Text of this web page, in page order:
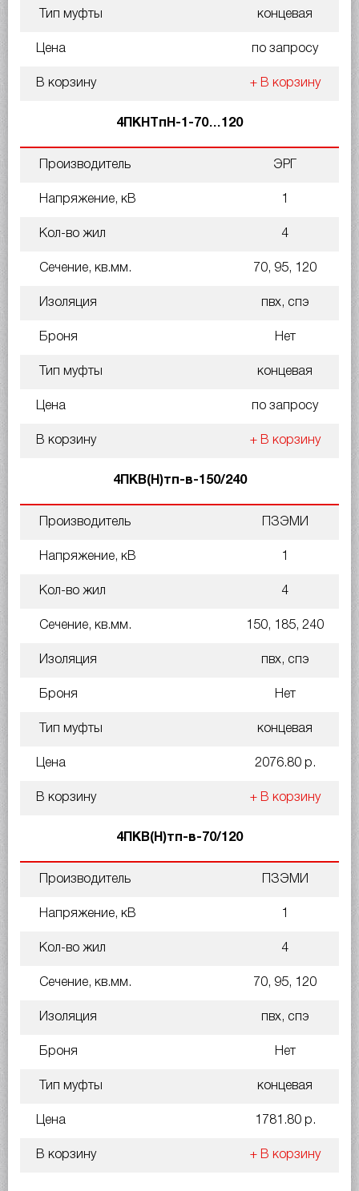
Тип муфты концевая
Цена по запросу
В корзину + В корзину
4ПКНТпН-1-70…120
Производитель ЭРГ
Напряжение, кВ 1
Кол-во жил 4
Сечение, кв.мм. 70, 95, 120
Изоляция пвх, спэ
Броня Нет
Тип муфты концевая
Цена по запросу
В корзину + В корзину
4ПКВ(Н)тп-в-150/240
Производитель ПЗЭМИ
Напряжение, кВ 1
Кол-во жил 4
Сечение, кв.мм. 150, 185, 240
Изоляция пвх, спэ
Броня Нет
Тип муфты концевая
Цена 2076.80 р.
В корзину + В корзину
4ПКВ(Н)тп-в-70/120
Производитель ПЗЭМИ
Напряжение, кВ 1
Кол-во жил 4
Сечение, кв.мм. 70, 95, 120
Изоляция пвх, спэ
Броня Нет
Тип муфты концевая
Цена 1781.80 р.
В корзину + В корзину